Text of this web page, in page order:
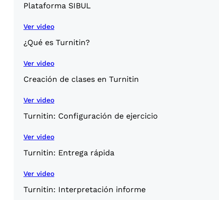
Plataforma SIBUL
Ver video
¿Qué es Turnitin?
Ver video
Creación de clases en Turnitin
Ver video
Turnitin: Configuración de ejercicio
Ver video
Turnitin: Entrega rápida
Ver video
Turnitin: Interpretación informe